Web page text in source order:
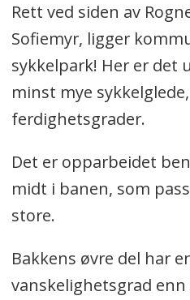
Rett ved siden av
Sofiemyr, ligger
sykkelpark! Her er det
minst mye
ferdighetsgrader.
Det er opparbeidet
midt i banen, som
store.
Bakkens øvre del har
vanskelighetsgrad